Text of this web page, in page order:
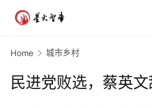
Home 城市乡村
民进党败选，蔡英文